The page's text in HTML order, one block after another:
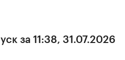
за 11:38, 31.07.2026